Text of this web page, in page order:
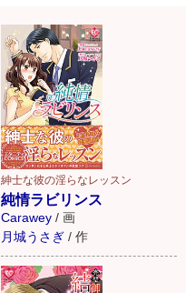
紳士な彼の淫らなレッスン
純情ラビリンス
Carawey / 画
月城うさぎ / 作